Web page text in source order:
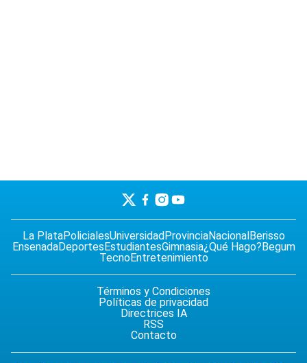
La PlataPolicialesUniversidadProvinciaNacionalBerisso
EnsenadaDeportesEstudiantesGimnasia¿Qué Hago?Begum
TecnoEntretenimiento
Términos y Condiciones
Políticas de privacidad
Directrices IA
RSS
Contacto